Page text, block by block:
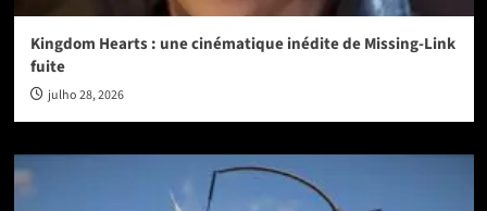
Kingdom Hearts : une cinématique inédite de Missing-Link
fuite
julho 28, 2026